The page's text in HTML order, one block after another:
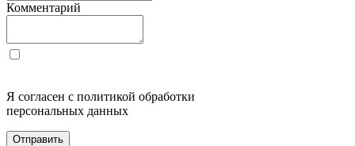
Комментарий
Я согласен с политикой обработки
персональных данных
Отправить